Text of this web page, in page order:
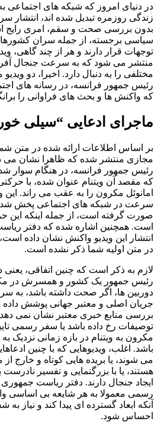
در دنیای امروز که شبکه های اجتماعی
زندگی روزمره تبدیل شده اند، انتشار
بدون بررسی صحت و سقم، امری
سیاسی برجسته، از جمله سران
توجهات قرار دارند و هر از چند گاهی،
منتشر می شود که به سرعت جنجال
مختلفی را به دنبال دارد. اخیرا، دو
رئیس جمهور فرانسه، در رسانه های
که واکنش ها و بحث های فراوانی را
ماجرای ادعایی “سیلی
بر اساس اطلاعات ارائه شده در متن
مجازی منتشر شده که ظاهرا نشان می
رئیس جمهور فرانسه، در هنگام سوار
که مقصد آن ویتنام عنوان شده، با
امانوئل مکرون را به عقب می راند. این
سرعت در شبکه های اجتماعی پخش شده
صورت گرفته است، از جمله اینکه این
است. همچنین اشاره شده که دفتر
انتشار این ویدیو واکنش نشان داده
در متن اولیه شما ذکر نشده است.
لازم به ذکر است که چنین اتفاقی،
رئیس جمهور یک کشور و همسرش در
دوربین ها، اگر صحت داشته باشد، به
جریان اصلی و معتبر جهانی پوشش داده
بررسی منابع خبری معتبر نشان نمی دهد
توصیفات رخ داده باشد یا سفر رسمی
مکرون به ویتنام در بازه زمانی نزدیک
باشد. اغلب، ویدیوهایی که با چنین
می شوند، یا بریده هایی کوتاه و خارج از
هستند، یا با بزرگنمایی و تفسیر
ایجاد جنجال دارند. دفتر ریاست
رسمی معمولا به هر شایعه بی اساسی
آنکه ابعاد گسترده ای پیدا کند و نیاز
احساس شود.